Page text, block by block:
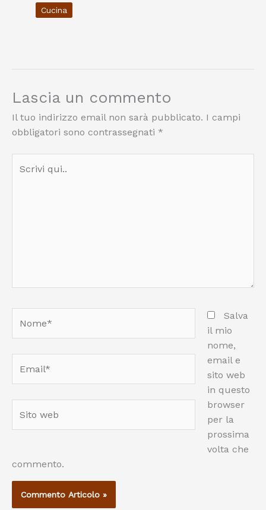
Cucina
Lascia un commento
Il tuo indirizzo email non sarà pubblicato. I campi
obbligatori sono contrassegnati *
qui..
web
Salva
il mio
nome,
email e
sito web
in questo
browser
per la
prossima
volta che
commento.